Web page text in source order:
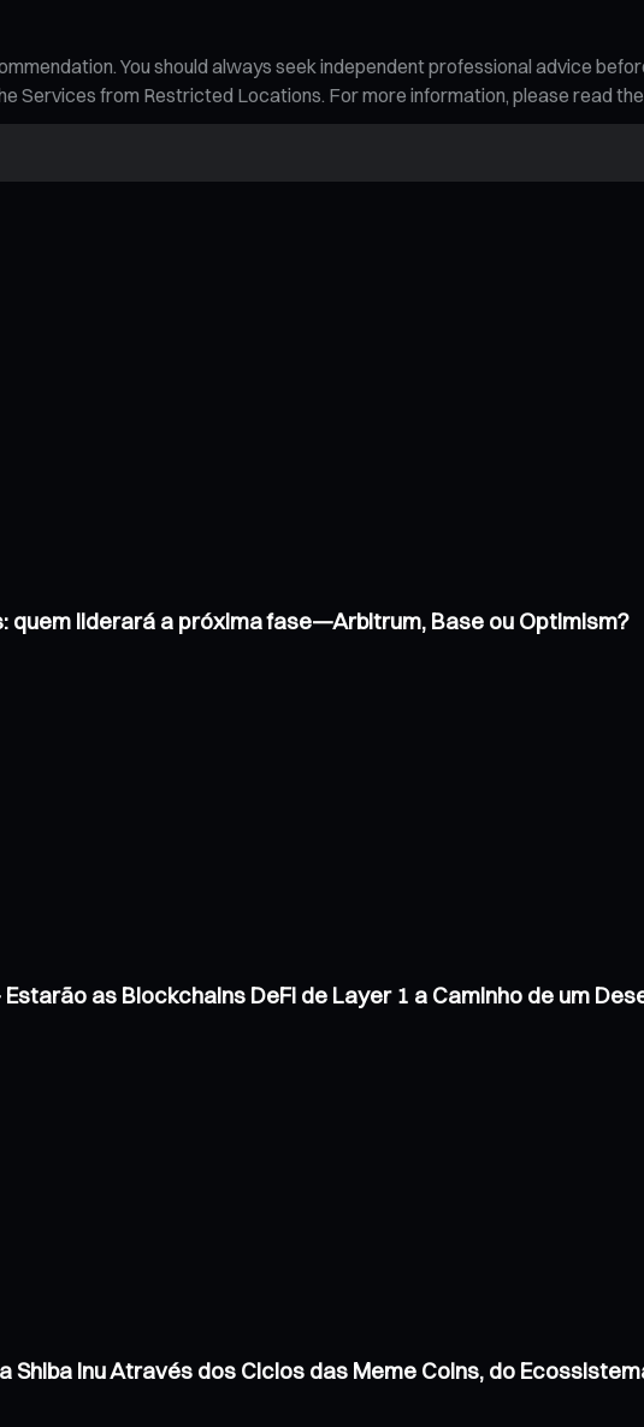
You should always seek independent professional advice
Services from Restricted Locations. For more information, please read the
quem liderará a próxima fase—Arbitrum, Base ou Optimism?
as Blockchains DeFi de Layer 1 a Caminho de um
Inu Através dos Ciclos das Meme Coins, do